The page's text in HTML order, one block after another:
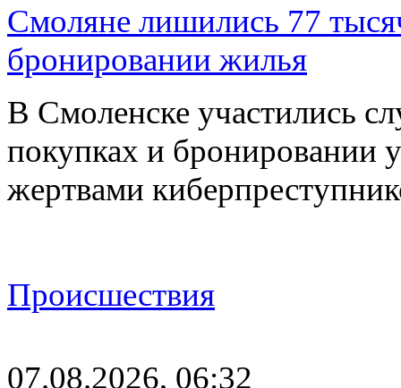
Смоляне лишились 77
бронировании жилья
В Смоленске участились
покупках и бронировании
жертвами
Происшествия
07.08.2026, 06:32